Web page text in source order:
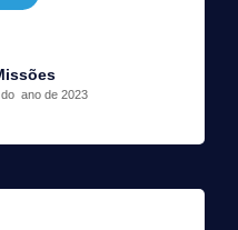
ano de 2023